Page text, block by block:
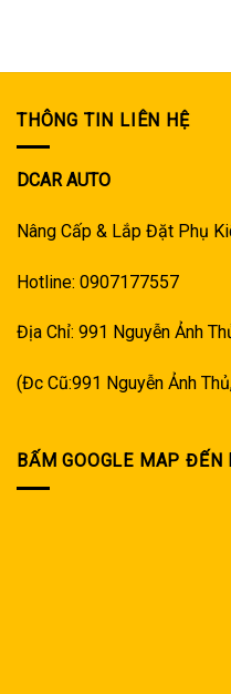
THÔNG TIN LIÊN HỆ
DCAR AUTO
Nâng Cấp & Lắp Đặt Phụ
Hotline: 0907177557
Địa Chỉ: 991 Nguyễn Ảnh
(Đc Cũ:991 Nguyễn Ảnh
BẤM GOOGLE MAP ĐẾN